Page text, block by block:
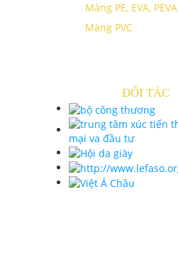
Màng PE, EVA, PEVA
Màng PVC
ĐỐI TÁC